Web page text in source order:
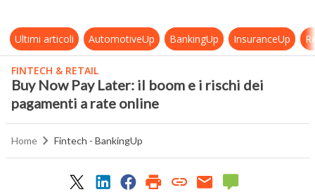
Ultimi articoli AutomotiveUp BankingUp InsuranceUp
FINTECH & RETAIL
Buy Now Pay Later: il boom e i rischi dei
pagamenti a rate online
Home Fintech - BankingUp